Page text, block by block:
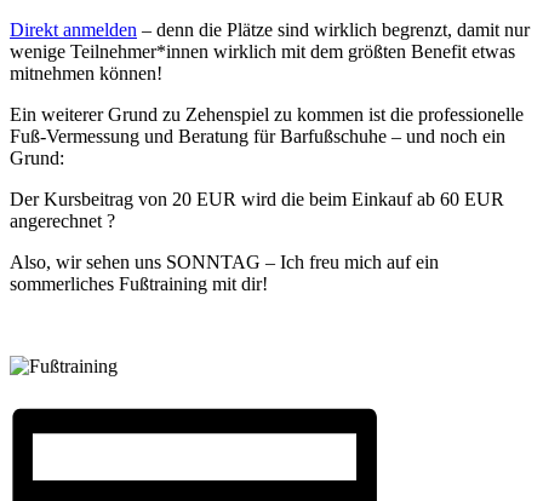
Direkt anmelden – denn die Plätze sind wirklich begrenzt, damit nur
wenige Teilnehmer*innen wirklich mit dem größten Benefit etwas
mitnehmen können!
Ein weiterer Grund zu Zehenspiel zu kommen ist die professionelle
Fuß-Vermessung und Beratung für Barfußschuhe – und noch ein
Grund:
Der Kursbeitrag von 20 EUR wird die beim Einkauf ab 60 EUR
angerechnet ?
Also, wir sehen uns SONNTAG – Ich freu mich auf ein
sommerliches Fußtraining mit dir!